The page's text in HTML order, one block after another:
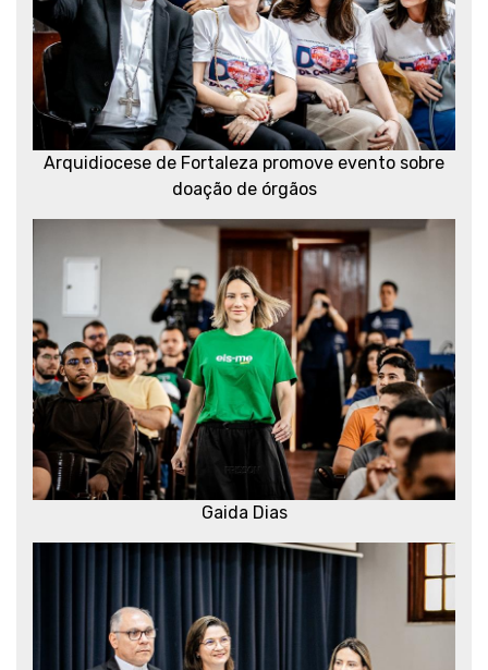
Arquidiocese de Fortaleza promove evento sobre
doação de órgãos
Gaida Dias